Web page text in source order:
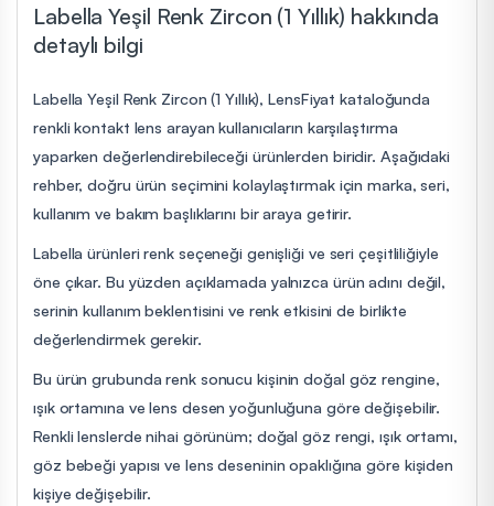
Labella Yeşil Renk Zircon (1 Yıllık) hakkında
detaylı bilgi
Labella Yeşil Renk Zircon (1 Yıllık), LensFiyat kataloğunda
renkli kontakt lens arayan kullanıcıların karşılaştırma
yaparken değerlendirebileceği ürünlerden biridir. Aşağıdaki
rehber, doğru ürün seçimini kolaylaştırmak için marka, seri,
kullanım ve bakım başlıklarını bir araya getirir.
Labella ürünleri renk seçeneği genişliği ve seri çeşitliliğiyle
öne çıkar. Bu yüzden açıklamada yalnızca ürün adını değil,
serinin kullanım beklentisini ve renk etkisini de birlikte
değerlendirmek gerekir.
Bu ürün grubunda renk sonucu kişinin doğal göz rengine,
ışık ortamına ve lens desen yoğunluğuna göre değişebilir.
Renkli lenslerde nihai görünüm; doğal göz rengi, ışık ortamı,
göz bebeği yapısı ve lens deseninin opaklığına göre kişiden
kişiye değişebilir.